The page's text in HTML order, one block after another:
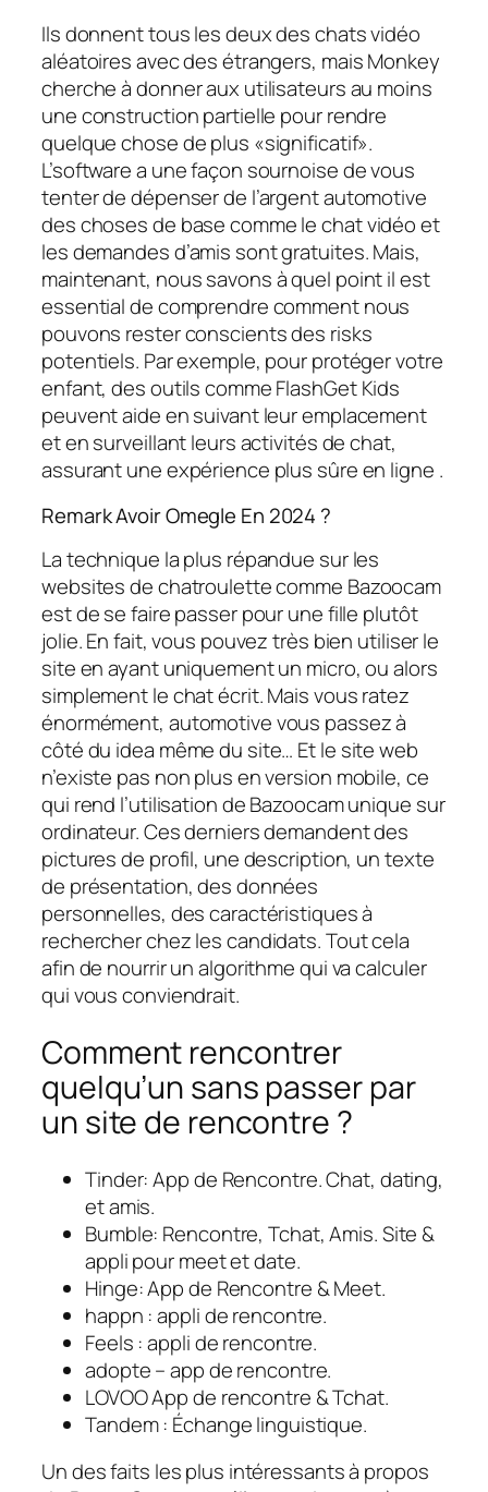
Ils donnent tous les deux des chats vidéo
aléatoires avec des étrangers, mais Monkey
cherche à donner aux utilisateurs au moins
une construction partielle pour rendre
quelque chose de plus «significatif».
L’software a une façon sournoise de vous
tenter de dépenser de l’argent automotive
des choses de base comme le chat vidéo et
les demandes d’amis sont gratuites. Mais,
maintenant, nous savons à quel point il est
essential de comprendre comment nous
pouvons rester conscients des risks
potentiels. Par exemple, pour protéger votre
enfant, des outils comme FlashGet Kids
peuvent aide en suivant leur emplacement
et en surveillant leurs activités de chat,
assurant une expérience plus sûre en ligne .
Remark Avoir Omegle En 2024 ?
La technique la plus répandue sur les
websites de chatroulette comme Bazoocam
est de se faire passer pour une fille plutôt
jolie. En fait, vous pouvez très bien utiliser le
site en ayant uniquement un micro, ou alors
simplement le chat écrit. Mais vous ratez
énormément, automotive vous passez à
côté du idea même du site… Et le site web
n’existe pas non plus en version mobile, ce
qui rend l’utilisation de Bazoocam unique sur
ordinateur. Ces derniers demandent des
pictures de profil, une description, un texte
de présentation, des données
personnelles, des caractéristiques à
rechercher chez les candidats. Tout cela
afin de nourrir un algorithme qui va calculer
qui vous conviendrait.
Comment rencontrer
quelqu’un sans passer par
un site de rencontre ?
Tinder: App de Rencontre. Chat, dating,
et amis.
Bumble: Rencontre, Tchat, Amis. Site &
appli pour meet et date.
Hinge: App de Rencontre & Meet.
happn : appli de rencontre.
Feels : appli de rencontre.
adopte – app de rencontre.
LOVOO App de rencontre & Tchat.
Tandem : Échange linguistique.
Un des faits les plus intéressants à propos